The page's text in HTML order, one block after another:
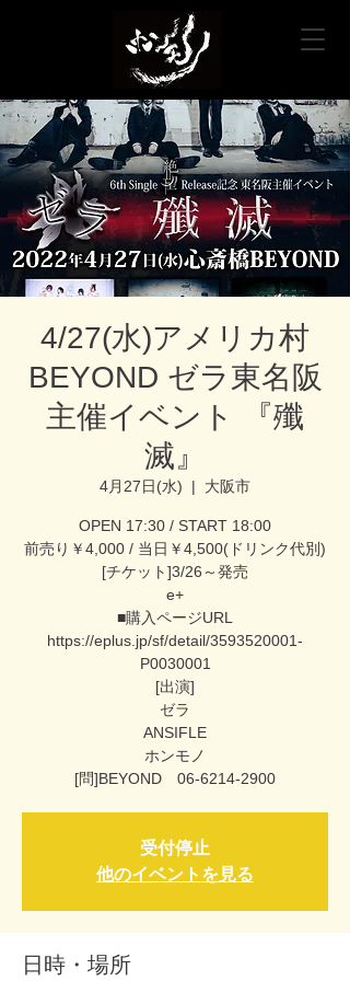
4/27(水)アメリカ村
BEYOND ゼラ東名阪
主催イベント 『殲
滅』
4月27日(水)
  |
大阪市
OPEN 17:30 / START 18:00
前売り￥4,000 / 当日￥4,500(ドリンク代別)
[チケット]3/26～発売
e+
■購入ページURL
https://eplus.jp/sf/detail/3593520001-
P0030001
[出演]
ゼラ
ANSIFLE
ホンモノ
[問]BEYOND 06-6214-2900
受付停止
他のイベントを見る
日時・場所